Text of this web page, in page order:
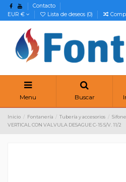
Contacto
EUR €
Lista de deseos (0)
Menu Buscar
Inicio Fontanería Tubería y accesorios
VERTICAL CON VALVULA DESAGUE C-15 S/V. 11/2